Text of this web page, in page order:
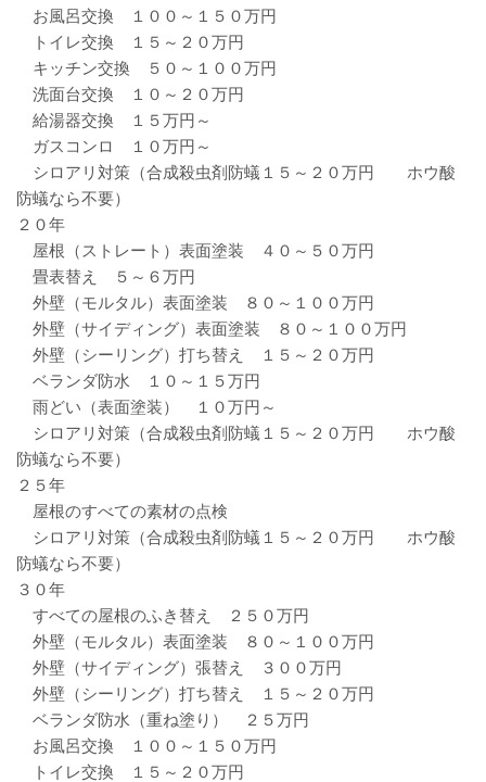
お風呂交換 １００～１５０万円
トイレ交換 １５～２０万円
キッチン交換 ５０～１００万円
洗面台交換 １０～２０万円
給湯器交換 １５万円～
ガスコンロ １０万円～
シロアリ対策（合成殺虫剤防蟻１５～２０万円 ホウ酸
防蟻なら不要）
２０年
屋根（ストレート）表面塗装 ４０～５０万円
畳表替え ５～６万円
外壁（モルタル）表面塗装 ８０～１００万円
外壁（サイディング）表面塗装 ８０～１００万円
外壁（シーリング）打ち替え １５～２０万円
ベランダ防水 １０～１５万円
雨どい（表面塗装） １０万円～
シロアリ対策（合成殺虫剤防蟻１５～２０万円 ホウ酸
防蟻なら不要）
２５年
屋根のすべての素材の点検
シロアリ対策（合成殺虫剤防蟻１５～２０万円 ホウ酸
防蟻なら不要）
３０年
すべての屋根のふき替え ２５０万円
外壁（モルタル）表面塗装 ８０～１００万円
外壁（サイディング）張替え ３００万円
外壁（シーリング）打ち替え １５～２０万円
ベランダ防水（重ね塗り） ２５万円
お風呂交換 １００～１５０万円
トイレ交換 １５～２０万円